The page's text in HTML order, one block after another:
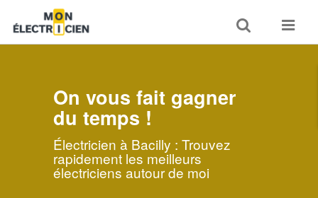
Toggle
search
Toggle
On vous fait gagner
du temps !
Électricien à Bacilly : Trouvez
rapidement les meilleurs
électriciens autour de moi